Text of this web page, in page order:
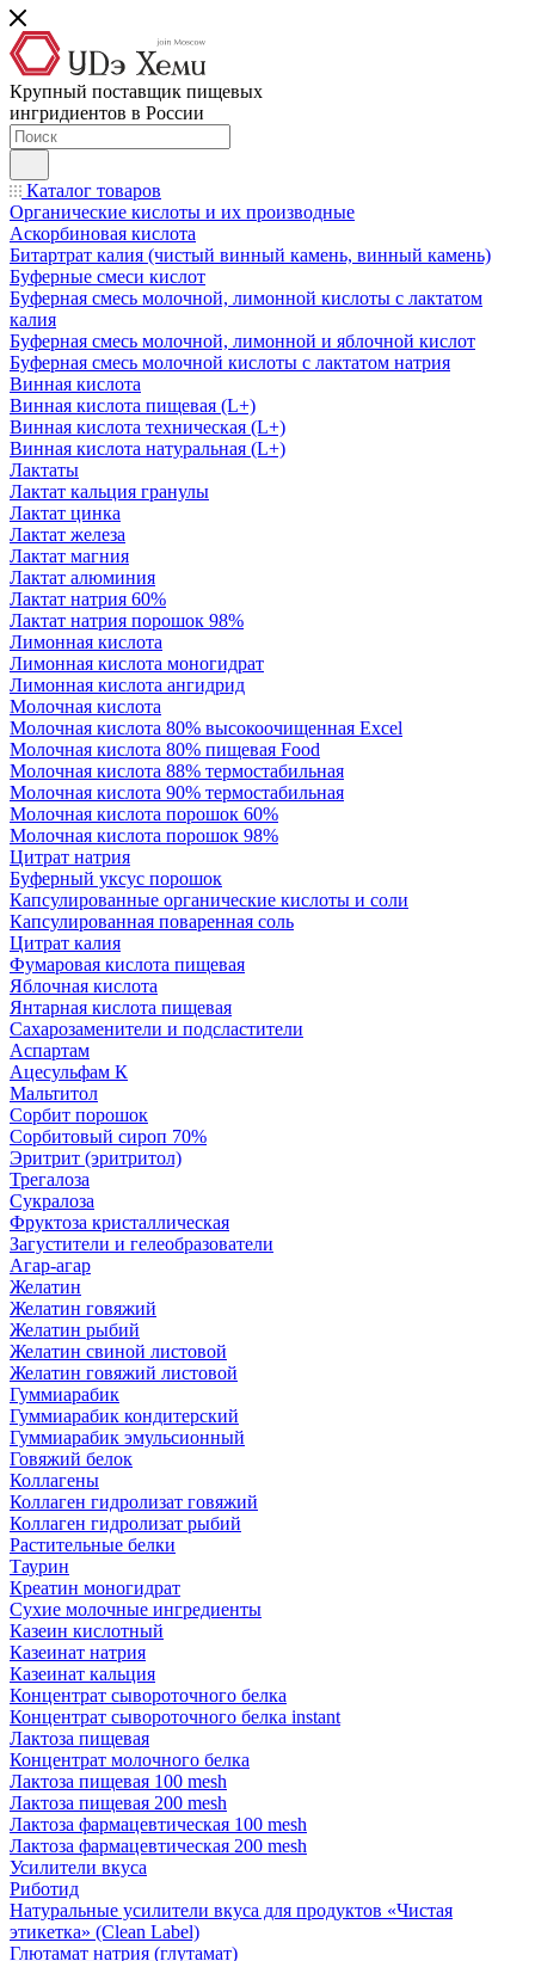
Крупный поставщик пищевых
ингридиентов в России
Каталог товаров
Органические кислоты и их производные
Аскорбиновая кислота
Битартрат калия (чистый винный камень, винный камень)
Буферные смеси кислот
Буферная смесь молочной, лимонной кислоты с лактатом
калия
Буферная смесь молочной, лимонной и яблочной кислот
Буферная смесь молочной кислоты с лактатом натрия
Винная кислота
Винная кислота пищевая (L+)
Винная кислота техническая (L+)
Винная кислота натуральная (L+)
Лактаты
Лактат кальция гранулы
Лактат цинка
Лактат железа
Лактат магния
Лактат алюминия
Лактат натрия 60%
Лактат натрия порошок 98%
Лимонная кислота
Лимонная кислота моногидрат
Лимонная кислота ангидрид
Молочная кислота
Молочная кислота 80% высокоочищенная Excel
Молочная кислота 80% пищевая Food
Молочная кислота 88% термостабильная
Молочная кислота 90% термостабильная
Молочная кислота порошок 60%
Молочная кислота порошок 98%
Цитрат натрия
Буферный уксус порошок
Капсулированные органические кислоты и соли
Капсулированная поваренная соль
Цитрат калия
Фумаровая кислота пищевая
Яблочная кислота
Янтарная кислота пищевая
Сахарозаменители и подсластители
Аспартам
Ацесульфам К
Мальтитол
Сорбит порошок
Сорбитовый сироп 70%
Эритрит (эритритол)
Трегалоза
Сукралоза
Фруктоза кристаллическая
Загустители и гелеобразователи
Агар-агар
Желатин
Желатин говяжий
Желатин рыбий
Желатин свиной листовой
Желатин говяжий листовой
Гуммиарабик
Гуммиарабик кондитерский
Гуммиарабик эмульсионный
Говяжий белок
Коллагены
Коллаген гидролизат говяжий
Коллаген гидролизат рыбий
Растительные белки
Таурин
Креатин моногидрат
Сухие молочные ингредиенты
Казеин кислотный
Казеинат натрия
Казеинат кальция
Концентрат сывороточного белка
Концентрат сывороточного белка instant
Лактоза пищевая
Концентрат молочного белка
Лактоза пищевая 100 mesh
Лактоза пищевая 200 mesh
Лактоза фармацевтическая 100 mesh
Лактоза фармацевтическая 200 mesh
Усилители вкуса
Риботид
Натуральные усилители вкуса для продуктов «Чистая
этикетка» (Clean Label)
Глютамат натрия (глутамат)